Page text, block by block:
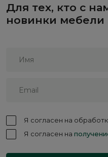
Для тех, кто с
новинки мебели
Я согласен на
Я согласен на